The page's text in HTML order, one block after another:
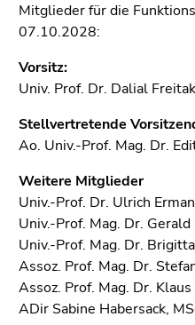
3)
Zur
Unternavigation
(Zugriffstaste
Zu
den
(Zugriffstaste
5)
Zu
den
Seiteneinstellungen
(Benutzer/Sprache)
(Zugriffstaste
Mitglieder für die
07.10.2028:
Vorsitz:
Univ. Prof. Dr. Dalial Freitak
Stellvertretende
Ao. Univ.-Prof. Mag. Dr.
Weitere Mitglieder
Univ.-Prof. Dr. Ulrich
Univ.-Prof. Mag. Dr.
Univ.-Prof. Mag. Dr.
Assoz. Prof. Mag. Dr.
Assoz. Prof. Mag. Dr.
ADir Sabine Habersack,